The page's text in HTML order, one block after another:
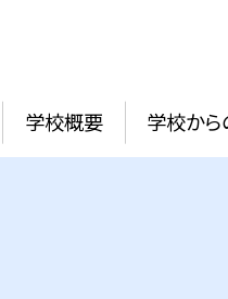
学校概要 学校から